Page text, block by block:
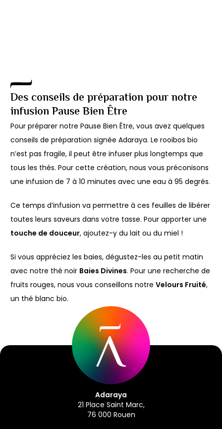
Des conseils de préparation pour notre
infusion Pause Bien Être
Pour préparer notre Pause Bien Être, vous avez quelques
conseils de préparation signée Adaraya. Le rooibos bio
n’est pas fragile, il peut être infuser plus longtemps que
tous les thés. Pour cette création, nous vous préconisons
une infusion de 7 à 10 minutes avec une eau à 95 degrés.
Ce temps d’infusion va permettre à ces feuilles de libérer
toutes leurs saveurs dans votre tasse. Pour apporter une
touche de douceur, ajoutez-y du lait ou du miel !
Si vous appréciez les baies, dégustez-les au petit matin
avec notre thé noir Baies Divines. Pour une recherche de
fruits rouges, nous vous conseillons notreVelours Fruité,
un thé blanc bio.
Adaraya
21 Place Saint Marc,
76 000 Rouen